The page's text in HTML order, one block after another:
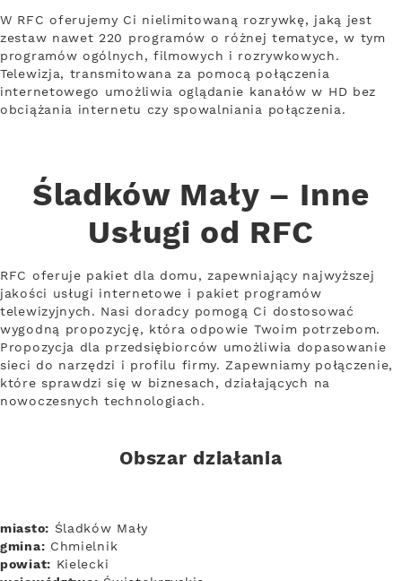
W RFC oferujemy Ci nielimitowaną rozrywkę, jaką jest
zestaw nawet 220 programów o różnej tematyce, w tym
programów ogólnych, filmowych i rozrywkowych.
Telewizja, transmitowana za pomocą połączenia
internetowego umożliwia oglądanie kanałów w HD bez
obciążania internetu czy spowalniania połączenia.
Śladków Mały – Inne
Usługi od RFC
RFC oferuje pakiet dla domu, zapewniający najwyższej
jakości usługi internetowe i pakiet programów
telewizyjnych. Nasi doradcy pomogą Ci dostosować
wygodną propozycję, która odpowie Twoim potrzebom.
Propozycja dla przedsiębiorców umożliwia dopasowanie
sieci do narzędzi i profilu firmy. Zapewniamy połączenie,
które sprawdzi się w biznesach, działających na
nowoczesnych technologiach.
Obszar działania
miasto: Śladków Mały
gmina: Chmielnik
powiat: Kielecki